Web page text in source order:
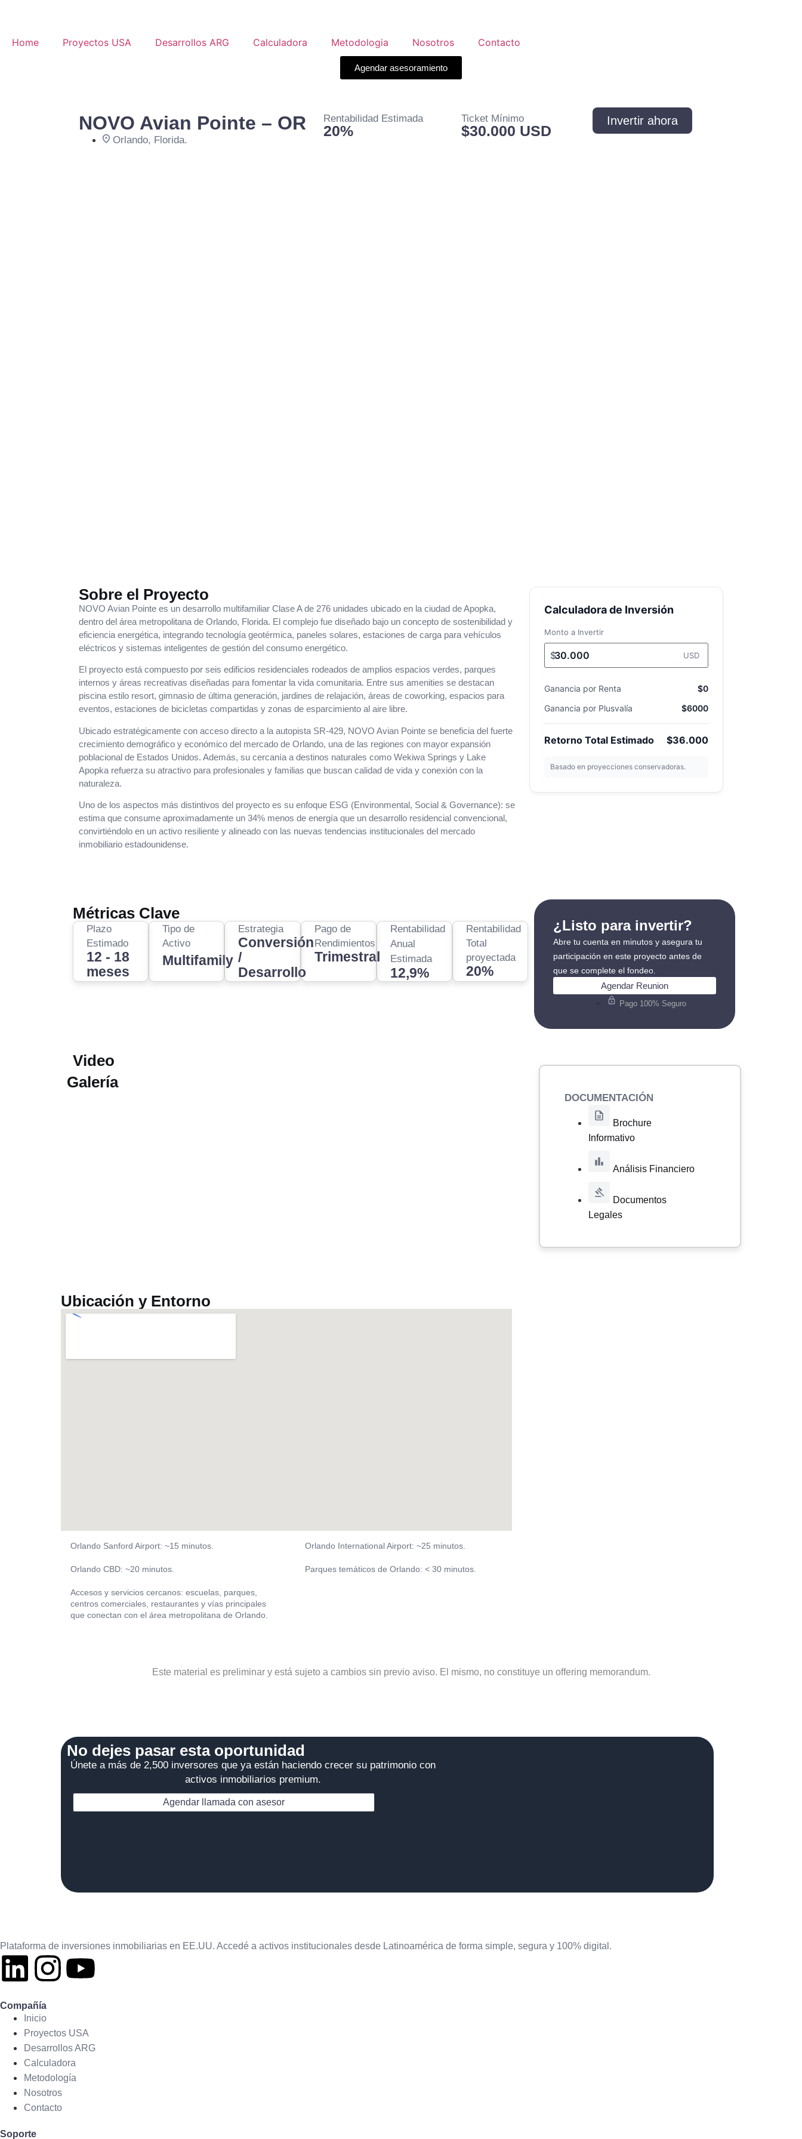
Home Proyectos USA Desarrollos ARG Calculadora Metodologia Nosotros Contacto
Agendar asesoramiento
NOVO Avian Pointe – OR
Orlando, Florida.
Rentabilidad Estimada
20%
Ticket Mínimo
$30.000 USD
Invertir ahora
Sobre el Proyecto
NOVO Avian Pointe es un desarrollo multifamiliar Clase A de 276 unidades ubicado en la ciudad de Apopka,
dentro del área metropolitana de Orlando, Florida. El complejo fue diseñado bajo un concepto de sostenibilidad y
eficiencia energética, integrando tecnología geotérmica, paneles solares, estaciones de carga para vehículos
eléctricos y sistemas inteligentes de gestión del consumo energético.
El proyecto está compuesto por seis edificios residenciales rodeados de amplios espacios verdes, parques
internos y áreas recreativas diseñadas para fomentar la vida comunitaria. Entre sus amenities se destacan
piscina estilo resort, gimnasio de última generación, jardines de relajación, áreas de coworking, espacios para
eventos, estaciones de bicicletas compartidas y zonas de esparcimiento al aire libre.
Ubicado estratégicamente con acceso directo a la autopista SR-429, NOVO Avian Pointe se beneficia del fuerte
crecimiento demográfico y económico del mercado de Orlando, una de las regiones con mayor expansión
poblacional de Estados Unidos. Además, su cercanía a destinos naturales como Wekiwa Springs y Lake
Apopka refuerza su atractivo para profesionales y familias que buscan calidad de vida y conexión con la
naturaleza.
Uno de los aspectos más distintivos del proyecto es su enfoque ESG (Environmental, Social & Governance): se
estima que consume aproximadamente un 34% menos de energía que un desarrollo residencial convencional,
convirtiéndolo en un activo resiliente y alineado con las nuevas tendencias institucionales del mercado
inmobiliario estadounidense.
Calculadora de Inversión
Monto a Invertir
$ USD
Ganancia por Renta
$0
Ganancia por Plusvalía
$6000
Retorno Total Estimado $36.000
Basado en proyecciones conservadoras.
Métricas Clave
Plazo
Estimado
12 - 18
meses
Tipo de
Activo
Multifamily
Estrategia
Conversión
/
Desarrollo
Pago de
Rendimientos
Trimestral
Rentabilidad
Anual
Estimada
12,9%
Rentabilidad
Total
proyectada
20%
¿Listo para invertir?
Abre tu cuenta en minutos y asegura tu
participación en este proyecto antes de
que se complete el fondeo.
Agendar Reunion
Pago 100% Seguro
Video
Galería
DOCUMENTACIÓN
Brochure
Informativo
Análisis Financiero
Documentos
Legales
Ubicación y Entorno
Orlando Sanford Airport: ~15 minutos. Orlando International Airport: ~25 minutos.
Orlando CBD: ~20 minutos. Parques temáticos de Orlando: < 30 minutos.
Accesos y servicios cercanos: escuelas, parques,
centros comerciales, restaurantes y vías principales
que conectan con el área metropolitana de Orlando.
Este material es preliminar y está sujeto a cambios sin previo aviso. El mismo, no constituye un offering memorandum.
No dejes pasar esta oportunidad
Únete a más de 2,500 inversores que ya están haciendo crecer su patrimonio con
activos inmobiliarios premium.
Agendar llamada con asesor
Plataforma de inversiones inmobiliarias en EE.UU. Accedé a activos institucionales desde Latinoamérica de forma simple, segura y 100% digital.
Compañía
Inicio
Proyectos USA
Desarrollos ARG
Calculadora
Metodología
Nosotros
Contacto
Soporte